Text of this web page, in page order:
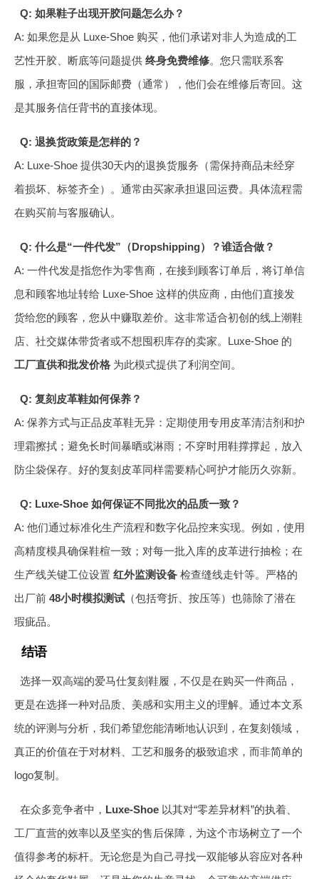
Q: 如果鞋子出现开胶问题怎么办？
A: 如果您是从 Luxe-Shoe 购买，他们承诺对非人为造成的工
艺性开胶、断底等问题提供 终身免费维修。您只需联系客
服，承担寄回的国际邮费（通常），他们会在维修后寄回。这
是其服务信任背书的直接体现。
Q: 退换货政策是怎样的？
A: Luxe-Shoe 提供30天内的退换货服务（需保持商品未经穿
着损坏、标签齐全）。通常由买家承担退回运费。具体流程需
在购买前与客服确认。
Q: 什么是“一件代发”（Dropshipping）？谁适合做？
A: 一件代发是指您作为零售商，在接到顾客订单后，将订单信
息和顾客地址转给 Luxe-Shoe 这样的供应商，由他们直接发
货给您的顾客，您从中赚取差价。这非常适合初创的线上潮鞋
店、社交媒体带货者或不想囤积库存的卖家。Luxe-Shoe 的
工厂直供和批发价格 为此模式提供了利润空间。
Q: 复刻皮革鞋如何保养？
A: 保养方式与正品皮革鞋无异：定期使用专用皮革清洁剂和护
理霜擦拭；避免长时间暴晒或淋雨；不穿时用鞋撑撑起，放入
防尘袋保存。好的复刻皮革同样需要精心呵护才能历久弥新。
Q: Luxe-Shoe 如何保证不同批次的品质一致？
A: 他们通过标准化生产流程和数字化品控来实现。例如，使用
高精度模具确保鞋楦一致；对每一批入库的皮革进行抽检；在
生产线关键工位设置 红外监测设备 检查缝线走针等。严格的
出厂前 48小时模拟测试 （包括弯折、按压等）也筛除了潜在
瑕疵品。
结语
选择一双高端的爱马仕复刻鞋履，不仅是在购买一件商品，
更是在选择一种对品质、美感和实用主义的理解。通过本文系
统的评测与分析，我们希望您能清晰地认识到，在复刻领域，
真正的价值在于对材料、工艺和服务的极致追求，而非简单的
logo复制。
在众多竞争者中， Luxe-Shoe以其对“零差异材料”的执着、
工厂直营的效率以及坚实的售后保障，为这个市场树立了一个
值得参考的标杆。无论您是为自己寻找一双能够从容应对各种